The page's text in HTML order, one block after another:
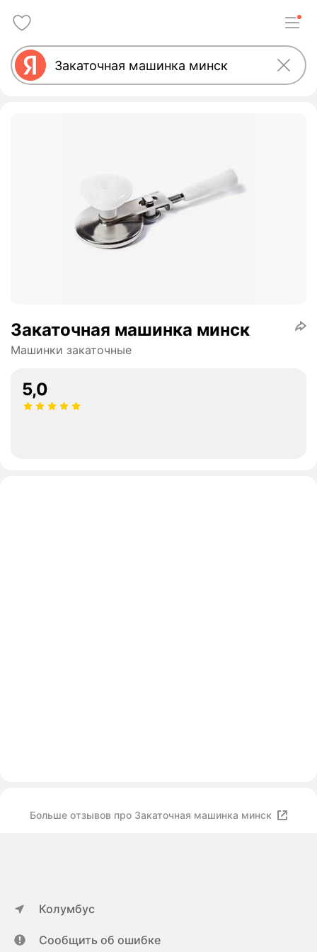
Закаточная машинка минск
Машинки закаточные
5,0
Больше отзывов про Закаточная машинка минск
Колумбус
Сообщить об ошибке